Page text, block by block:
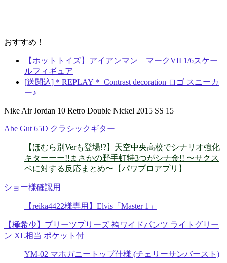
おすすめ！
【ホットトイズ】アイアンマン マークVII 1/6スケー
ルフィギュア
[送関込]＊REPLAY＊ Contrast decoration ロゴ スニーカ
ー♪
Nike Air Jordan 10 Retro Double Nickel 2015 SS 15
Abe Gut 65D クラシックギター
【ほむら別Verも登場!?】天空中央高校でシナリオ強化
キターーー!!まさかの野手虹特3つがシナ金!! 〜サクス
ペに対する反応まとめ〜【パワプロアプリ】
ショー様確認用
【reika4422様専用】Elvis「Master 1」
【極希少】プリーツプリーズ 袴ワイドパンツ ライトグリー
ン XL相当 ポケット付
YM-02 マホガニートップ仕様 (チェリーサンバースト)